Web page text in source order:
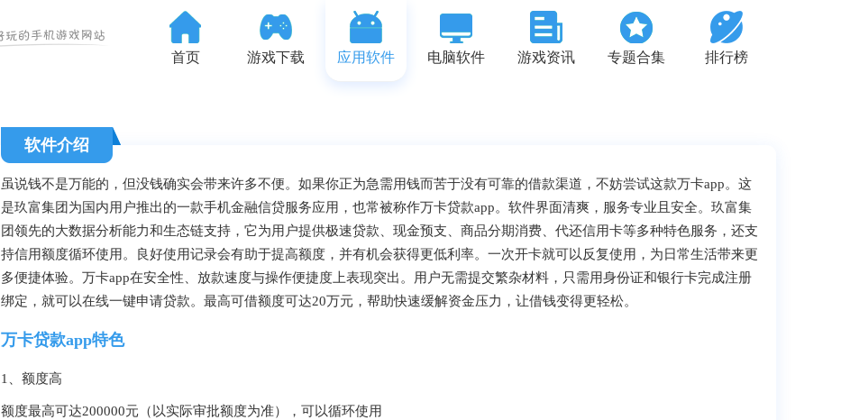
首页 游戏下载 应用软件 电脑软件 游戏资讯 专题合集 排行榜
软件介绍
虽说钱不是万能的，但没钱确实会带来许多不便。如果你正为急需用钱而苦于没有可靠的借款渠道，不妨尝试这款万卡app。这
是玖富集团为国内用户推出的一款手机金融信贷服务应用，也常被称作万卡贷款app。软件界面清爽，服务专业且安全。玖富集
团领先的大数据分析能力和生态链支持，它为用户提供极速贷款、现金预支、商品分期消费、代还信用卡等多种特色服务，还支
持信用额度循环使用。良好使用记录会有助于提高额度，并有机会获得更低利率。一次开卡就可以反复使用，为日常生活带来更
多便捷体验。万卡app在安全性、放款速度与操作便捷度上表现突出。用户无需提交繁杂材料，只需用身份证和银行卡完成注册
绑定，就可以在线一键申请贷款。最高可借额度可达20万元，帮助快速缓解资金压力，让借钱变得更轻松。
万卡贷款app特色
1、额度高
额度最高可达200000元（以实际审批额度为准），可以循环使用